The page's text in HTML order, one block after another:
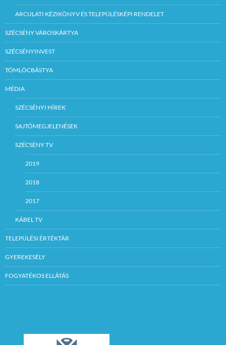
ARCULATI KÉZIKÖNYV ÉS TELEPÜLÉSKÉPI RENDELET
SZÉCSÉNY VÁROSKÁRTYA
SZÉCSÉNYINVEST
TÖMLÖCBÁSTYA
MÉDIA
SZÉCSÉNYI HÍREK
SAJTÓMEGJELENÉSEK
SZÉCSÉNY TV
2019
2018
2017
KÁBEL TV
TELEPÜLÉSI ÉRTÉKTÁR
GYEREKESÉLY
FOGYATÉKOS ELLÁTÁS